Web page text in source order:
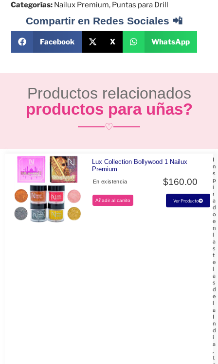
Categorías: Nailux Premium, Puntas para Drill
Compartir en Redes Sociales 📲
Facebook X WhatsApp
Productos relacionados
productos para uñas?
♡
Lux Collection Bollywood 1 Nailux
Premium
En existencia $160.00
Añadir al carrito Ver Producto
I
n
s
p
i
r
a
d
o
e
n
l
a
s
t
e
l
a
s
d
e
l
a
I
n
d
i
a
,
t